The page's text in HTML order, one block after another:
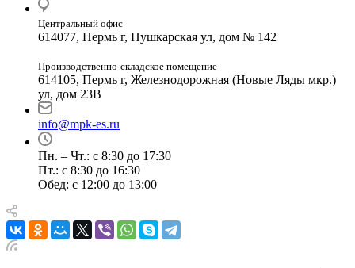
Центральный офис
614077, Пермь г, Пушкарская ул, дом № 142
Производственно-складское помещение
614105, Пермь г, Железнодорожная (Новые Ляды мкр.)
ул, дом 23В
info@mpk-es.ru
Пн. – Чт.: с 8:30 до 17:30
Пт.: с 8:30 до 16:30
Обед: с 12:00 до 13:00